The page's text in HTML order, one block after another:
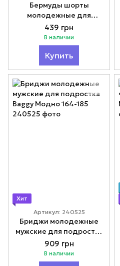
Бермуды шорты
молодежные для
мальчиков Модно 150-
170
439 грн
В наличии
Купить
Хит
Артикул: 240525
Бриджи молодежные
мужские для подростка
Baggy Модно 164-185
909 грн
В наличии